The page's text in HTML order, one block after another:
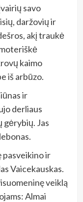
savo
daržovių ir
akį traukė
kaimo
iš arbūzo.
ir
derliaus
gėrybių. Jas
pasveikino ir
Vaicekauskas.
veiklą
Almai